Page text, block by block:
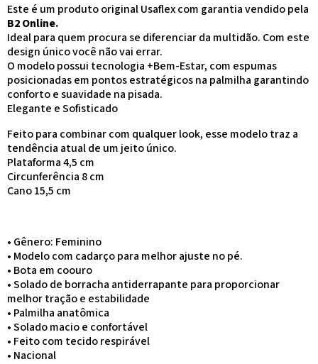
Este é um produto original Usaflex com garantia vendido pela
B2 Online.
Ideal para quem procura se diferenciar da multidão. Com este
design único você não vai errar.
O modelo possui tecnologia +Bem-Estar, com espumas
posicionadas em pontos estratégicos na palmilha garantindo
conforto e suavidade na pisada.
Elegante e Sofisticado
Feito para combinar com qualquer look, esse modelo traz a
tendência atual de um jeito único.
Plataforma 4,5 cm
Circunferência 8 cm
Cano 15,5 cm
• Gênero: Feminino
• Modelo com cadarço para melhor ajuste no pé.
• Bota em coouro
• Solado de borracha antiderrapante para proporcionar
melhor tração e estabilidade
• Palmilha anatômica
• Solado macio e confortável
• Feito com tecido respirável
• Nacional